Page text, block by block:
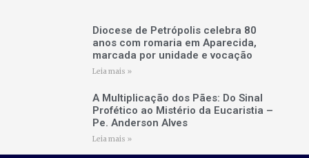
Diocese de Petrópolis celebra 80
anos com romaria em Aparecida,
marcada por unidade e vocação
Leia mais »
A Multiplicação dos Pães: Do Sinal
Profético ao Mistério da Eucaristia –
Pe. Anderson Alves
Leia mais »